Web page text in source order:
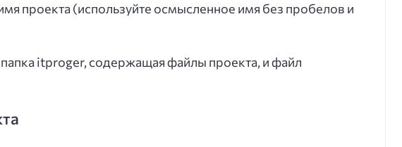
проекта (используйте осмысленное имя без пробелов и
itproger, содержащая файлы проекта, и файл